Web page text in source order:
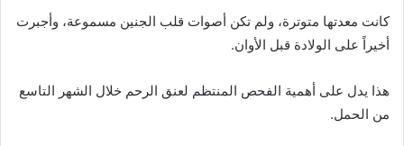
كانت معدتها متوترة، ولم تكن أصوات قلب الجنين مسموعة، وأجبرت
أخيراً على الولادة قبل الأوان.
هذا يدل على أهمية الفحص المنتظم لعنق الرحم خلال الشهر التاسع
من الحمل.